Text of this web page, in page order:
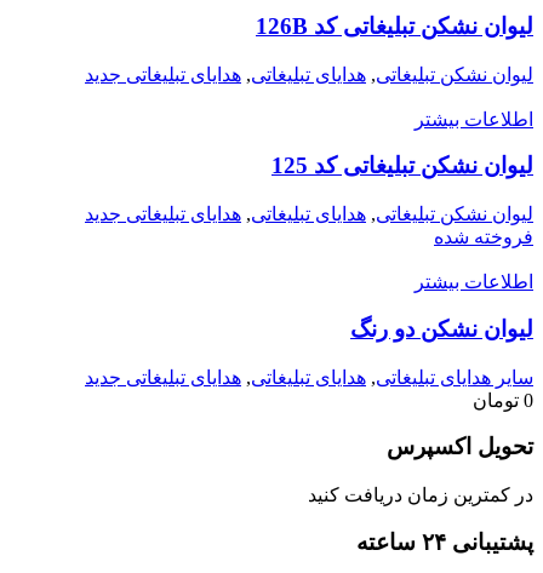
لیوان نشکن تبلیغاتی کد 126B
لیوان نشکن تبلیغاتی, هدایای تبلیغاتی, هدایای تبلیغاتی جدید
اطلاعات بیشتر
لیوان نشکن تبلیغاتی کد 125
لیوان نشکن تبلیغاتی, هدایای تبلیغاتی, هدایای تبلیغاتی جدید
فروخته شده
اطلاعات بیشتر
لیوان نشکن دو رنگ
سایر هدایای تبلیغاتی, هدایای تبلیغاتی, هدایای تبلیغاتی جدید
0 تومان
تحویل اکسپرس
در کمترین زمان دریافت کنید
پشتیبانی ۲۴ ساعته